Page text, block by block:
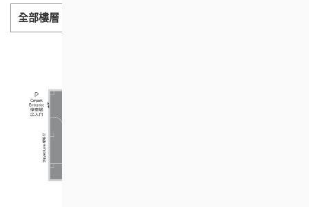
全部樓層